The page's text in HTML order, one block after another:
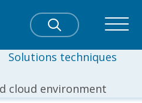
Solutions techniques
cloud environment